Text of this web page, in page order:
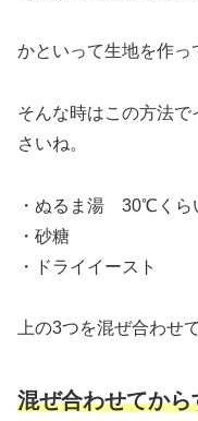
かといって生地を作っ
そんな時はこの方法
さいね。
・ぬるま湯 30℃く
・砂糖
・ドライイース
上の3つを混ぜ合わせ
混ぜ合わせてから